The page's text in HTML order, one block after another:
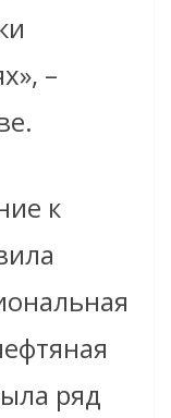
–
к
ряд